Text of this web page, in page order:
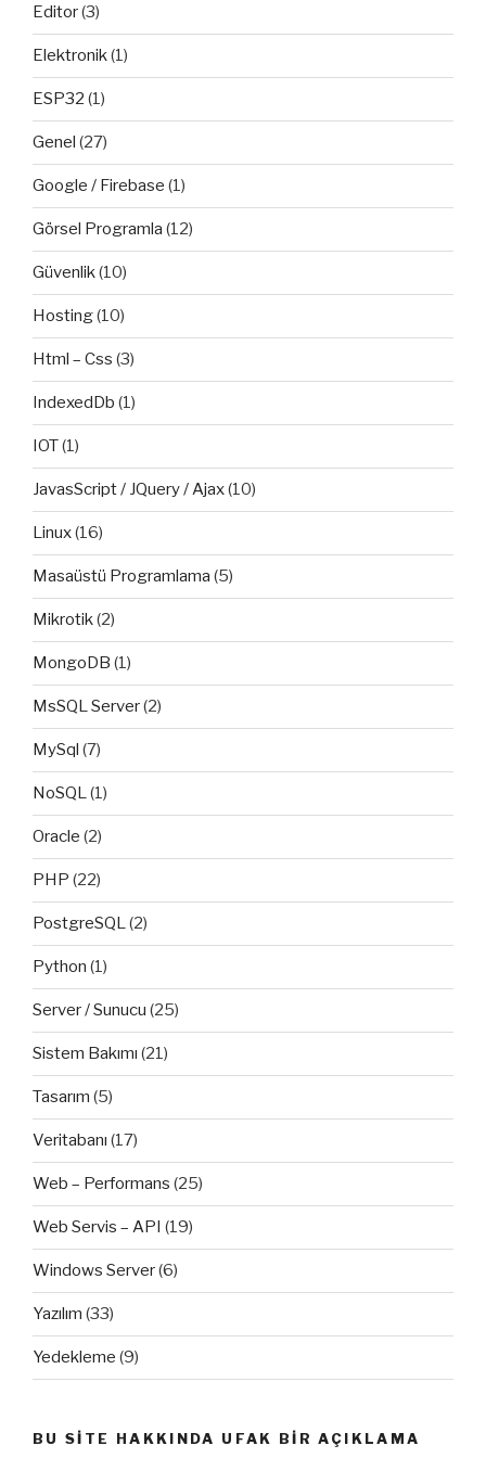
Editor(3)
Elektronik(1)
ESP32 (1)
Genel (27)
Google / Firebase (1)
Görsel Programla (12)
Güvenlik(10)
Hosting(10)
Html – Css (3)
IndexedDb (1)
IOT(1)
JavasScript / JQuery / Ajax(10)
Linux(16)
Masaüstü Programlama (5)
Mikrotik(2)
MongoDB (1)
MsSQL Server(2)
MySql (7)
NoSQL(1)
Oracle (2)
PHP (22)
PostgreSQL(2)
Python (1)
Server / Sunucu (25)
Sistem Bakımı (21)
Tasarım (5)
Veritabanı (17)
Web – Performans (25)
Web Servis – API (19)
Windows Server(6)
Yazılım (33)
Yedekleme (9)
BU SITE HAKKINDA UFAK BIR AÇIKLAMA